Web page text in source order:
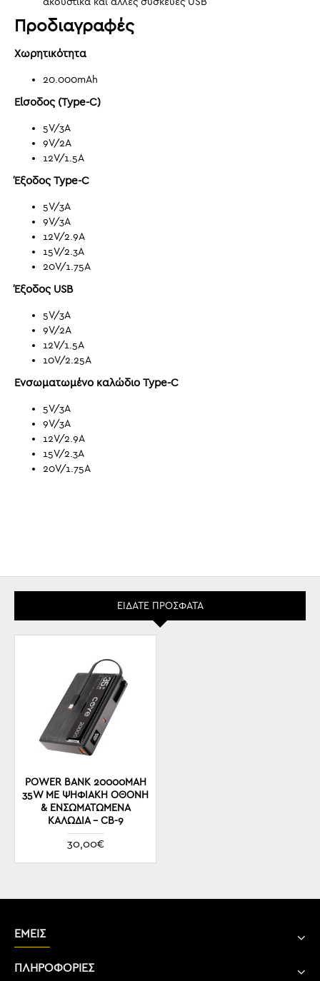
Προδιαγραφές
Χωρητικότητα
20.000mAh
Είσοδος (Type-C)
5V/3A
9V/2A
12V/1.5A
Έξοδος Type-C
5V/3A
9V/3A
12V/2.9A
15V/2.3A
20V/1.75A
Έξοδος USB
5V/3A
9V/2A
12V/1.5A
10V/2.25A
Ενσωματωμένο καλώδιο Type-C
5V/3A
9V/3A
12V/2.9A
15V/2.3A
20V/1.75A
ΕΊΔΑΤΕ ΠΡΌΣΦΑΤΑ
POWER BANK 20000MAH
35W ΜΕ ΨΗΦΙΑΚΉ ΟΘΌΝΗ
& ΕΝΣΩΜΑΤΩΜΈΝΑ
ΚΑΛΏΔΙΑ – CB-9
30,00€
ΕΜΕΙΣ
ΠΛΗΡΟΦΟΡΙΕΣ